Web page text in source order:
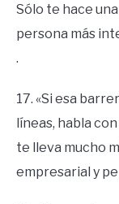
Sólo te hace
persona más
.
17. «Si esa
líneas, habla
te lleva mucho
empresarial y